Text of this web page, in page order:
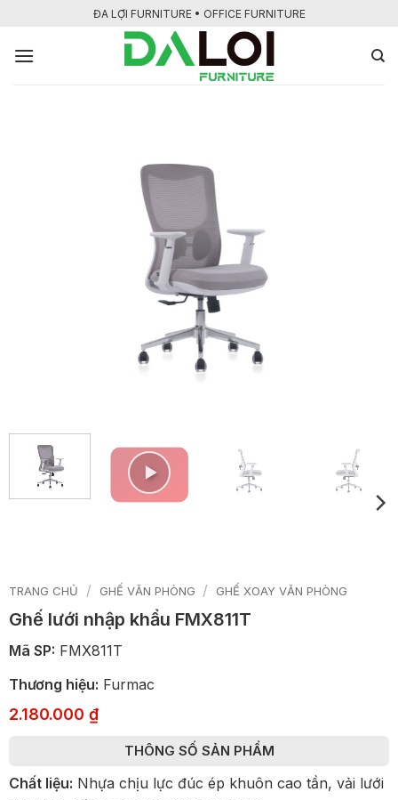
nội
ĐA LỢI FURNITURE • OFFICE FURNITURE
TRANG CHỦ / GHẾ VĂN PHÒNG / GHẾ XOAY VĂN PHÒNG
Ghế lưới nhập khẩu FMX811T
Mã SP: FMX811T
Thương hiệu: Furmac
2.180.000 ₫
THÔNG SỐ SẢN PHẨM
Chất liệu: Nhựa chịu lực đúc ép khuôn cao tần, vải lưới